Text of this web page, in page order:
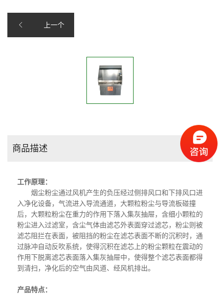
上一个
商品描述
工作原理：
烟尘粉尘通过风机产生的负压经过侧排风口和下排风口进
入净化设备，气流进入导流通道，大颗粒粉尘与导流板碰撞
后，大颗粒粉尘在重力的作用下落入集灰抽屉，含细小颗粒的
粉尘进入过滤室，含尘气体由滤芯外表面穿过滤芯，粉尘则被
滤芯阻拦在表面，被阻挡的粉尘在滤芯表面不断的沉积时，通
过脉冲自动反吹系统，使得沉积在滤芯上的粉尘颗粒在震动的
作用下脱离滤芯表面落入集灰抽屉中，使得整个滤芯表面都得
到清扫，净化后的空气由风道、经风机排出。
产品特点：